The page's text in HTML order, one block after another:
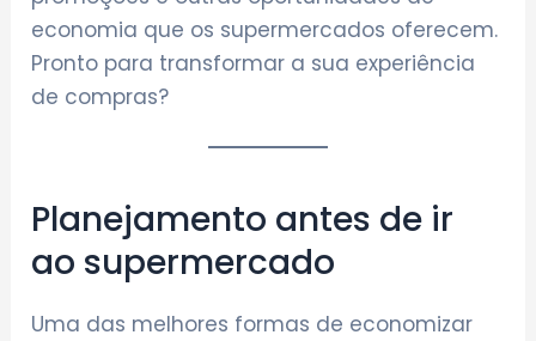
economia que os supermercados oferecem.
Pronto para transformar a sua experiência
de compras?
Planejamento antes de ir
ao supermercado
Uma das melhores formas de economizar